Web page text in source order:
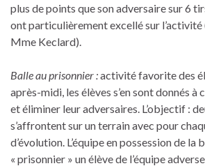
plus de points que son adversaire sur 6
ont particulièrement excellé sur
Mme Keclard).
Balle au prisonnier :activité favorite des
après-midi, les élèves s’en sont donnés
et éliminer leur adversaires. L’objectif :
s’affrontent sur un terrain avec pour
d’évolution. L’équipe en possession de
« prisonnier » un élève de l’équipe